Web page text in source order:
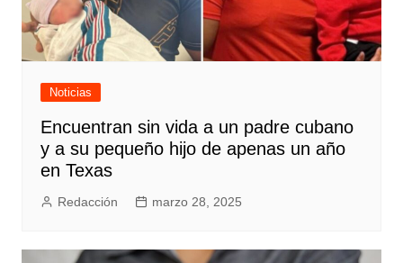
Noticias
Encuentran sin vida a un padre cubano
y a su pequeño hijo de apenas un año
en Texas
Redacción marzo 28, 2025